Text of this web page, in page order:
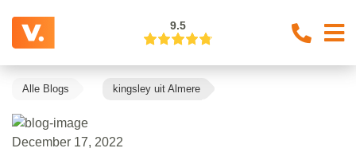
9.5
Alle Blogs kingsley uit Almere
December 17, 2022